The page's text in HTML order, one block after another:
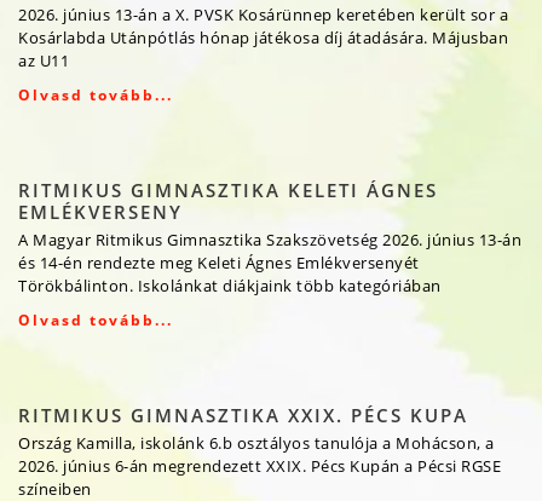
2026. június 13-án a X. PVSK Kosárünnep keretében került sor a
Kosárlabda Utánpótlás hónap játékosa díj átadására. Májusban
az U11
Olvasd tovább...
RITMIKUS GIMNASZTIKA KELETI ÁGNES
EMLÉKVERSENY
A Magyar Ritmikus Gimnasztika Szakszövetség 2026. június 13-án
és 14-én rendezte meg Keleti Ágnes Emlékversenyét
Törökbálinton. Iskolánkat diákjaink több kategóriában
Olvasd tovább...
RITMIKUS GIMNASZTIKA XXIX. PÉCS KUPA
Ország Kamilla, iskolánk 6.b osztályos tanulója a Mohácson, a
2026. június 6-án megrendezett XXIX. Pécs Kupán a Pécsi RGSE
színeiben